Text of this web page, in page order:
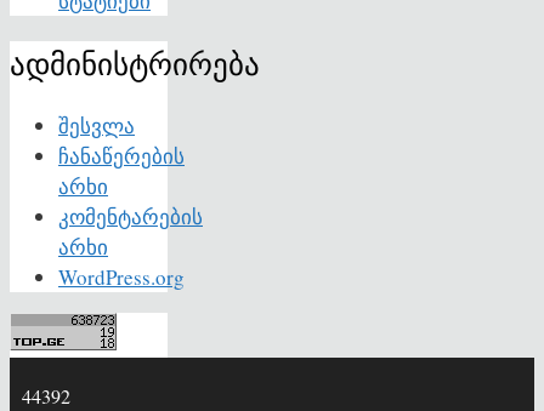
ადმინისტრირება
შესვლა
ჩანაწერების
არხი
კომენტარების
არხი
WordPress.org
44392